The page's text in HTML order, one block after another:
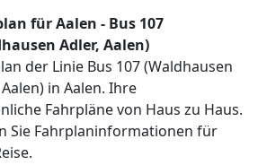
für Aalen - Bus 107
Adler, Aalen)
der Linie Bus 107 (Waldhausen
in Aalen. Ihre
Fahrpläne von Haus zu Haus.
Sie Fahrplaninformationen für